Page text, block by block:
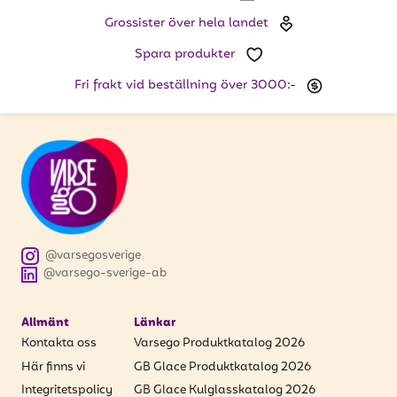
Ange din e-postadress nedan för att ta del av våra
nyheter och erbjudanden.
E-postadress
PRENUMERERA
Grossister över hela landet
Spara produkter
Fri frakt vid beställning över 3000:-
@varsego-sverige-ab
@varsegosverige
Allmänt
Kontakta oss
Här finns vi
Integritetspolicy
Länkar
Varsego Produktkatalog 2026
GB Glace Produktkatalog 2026
GB Glace Kulglasskatalog 2026